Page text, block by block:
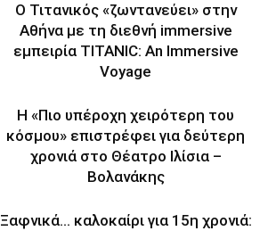
Ο Τιτανικός «ζωντανεύει» στην
Αθήνα με τη διεθνή immersive
εμπειρία TITANIC: An Immersive
Voyage
Η «Πιο υπέροχη χειρότερη του
κόσμου» επιστρέφει για δεύτερη
χρονιά στο Θέατρο Ιλίσια –
Βολανάκης
Ξαφνικά… καλοκαίρι για 15η χρονιά: